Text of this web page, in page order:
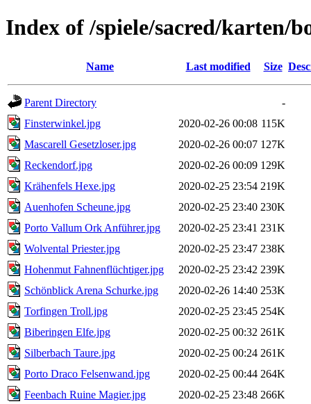
Index of /spiele/sacred/karten/
Name Last modified Size
Parent Directory
-
Finsterwinkel.jpg
2020-02-26 00:08 115K
Mascarell Gesetzloser.jpg
2020-02-26 00:07 127K
Reckendorf.jpg
2020-02-26 00:09 129K
Krähenfels Hexe.jpg
2020-02-25 23:54 219K
Auenhofen Scheune.jpg
2020-02-25 23:40 230K
Porto Vallum Ork Anführer.jpg
2020-02-25 23:41 231K
Wolvental Priester.jpg
2020-02-25 23:47 238K
Hohenmut Fahnenflüchtiger.jpg
2020-02-25 23:42 239K
Schönblick Arena Schurke.jpg
2020-02-26 14:40 253K
Torfingen Troll.jpg
2020-02-25 23:45 254K
Biberingen Elfe.jpg
2020-02-25 00:32 261K
Silberbach Taure.jpg
2020-02-25 00:24 261K
Porto Draco Felsenwand.jpg
2020-02-25 00:44 264K
Feenbach Ruine Magier.jpg
2020-02-25 23:48 266K